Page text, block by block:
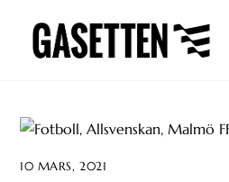
content
10 MARS, 2021